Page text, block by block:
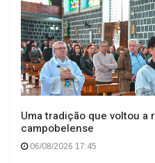
Uma tradição que voltou a
campobelense
06/08/2026 17:45